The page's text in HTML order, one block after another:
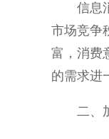
信息
市场竞争
富，消费
的需求进
二、